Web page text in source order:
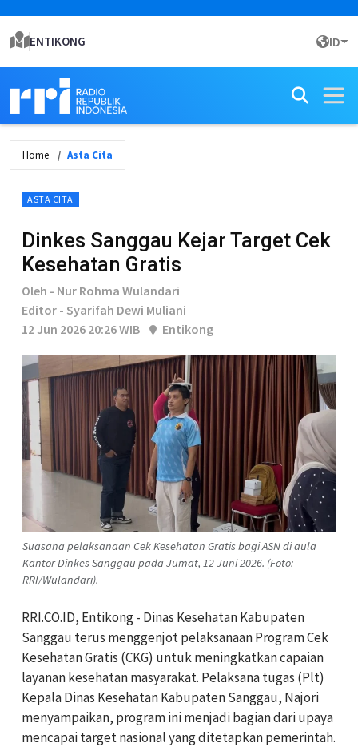
ENTIKONG ID
Home Asta Cita
ASTA CITA
Dinkes Sanggau Kejar Target Cek
Kesehatan Gratis
Oleh - Nur Rohma Wulandari
Editor - Syarifah Dewi Muliani
12 Jun 2026 20:26 WIB
Entikong
Suasana pelaksanaan Cek Kesehatan Gratis bagi ASN di aula
Kantor Dinkes Sanggau pada Jumat, 12 Juni 2026. (Foto:
RRI/Wulandari).
RRI.CO.ID, Entikong - Dinas Kesehatan Kabupaten
Sanggau terus menggenjot pelaksanaan Program Cek
Kesehatan Gratis (CKG) untuk meningkatkan capaian
layanan kesehatan masyarakat. Pelaksana tugas (Plt)
Kepala Dinas Kesehatan Kabupaten Sanggau, Najori
menyampaikan, program ini menjadi bagian dari upaya
mencapai target nasional yang ditetapkan pemerintah.